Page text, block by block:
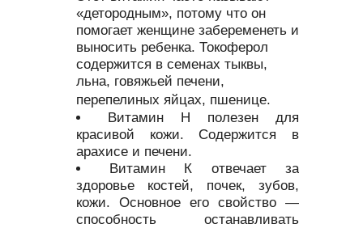
«детородным», потому что он
помогает женщине забеременеть и
выносить ребенка. Токоферол
содержится в семенах тыквы,
льна, говяжьей печени,
перепелиных яйцах, пшенице.
Витамин Н полезен для
красивой кожи. Содержится в
арахисе и печени.
Витамин К отвечает за
здоровье костей, почек, зубов,
кожи. Основное его свойство —
способность останавливать